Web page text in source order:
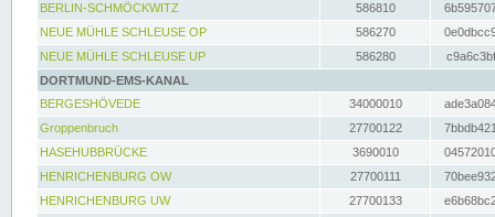
BERLIN-SCHMÖCKWITZ
586810
NEUE MÜHLE SCHLEUSE OP
586270
NEUE MÜHLE SCHLEUSE UP
586280
DORTMUND-EMS-KANAL
BERGESHÖVEDE
34000010
Groppenbruch
27700122
HASEHUBBRÜCKE
3690010
HENRICHENBURG OW
27700111
HENRICHENBURG UW
27700133